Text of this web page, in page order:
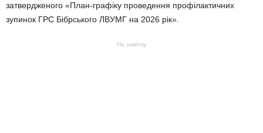
затвердженого «План-графіку проведення профілактичних
зупинок ГРС Бібрського ЛВУМГ на 2026 рік».
На замітку